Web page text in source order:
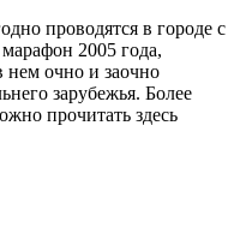
проводятся в городе с
2005 года,
очно и заочно
зарубежья. Более
прочитать здесь